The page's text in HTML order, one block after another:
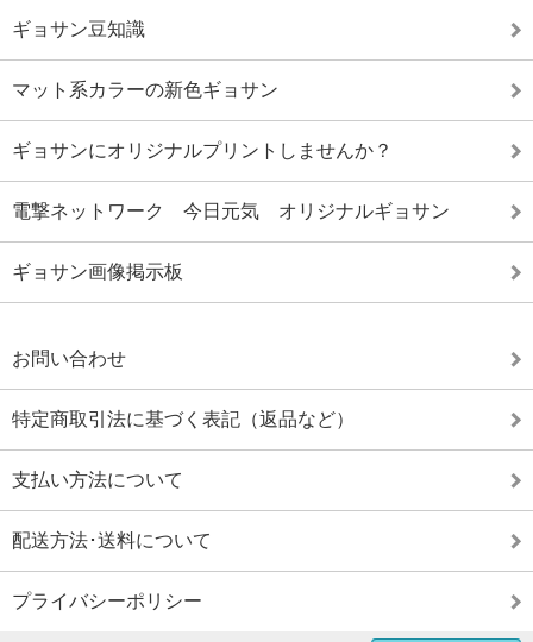
ギョサン豆知識
マット系カラーの新色ギョサン
ギョサンにオリジナルプリントしませんか？
電撃ネットワーク 今日元気 オリジナルギョサン
ギョサン画像掲示板
お問い合わせ
特定商取引法に基づく表記（返品など）
支払い方法について
配送方法･送料について
プライバシーポリシー